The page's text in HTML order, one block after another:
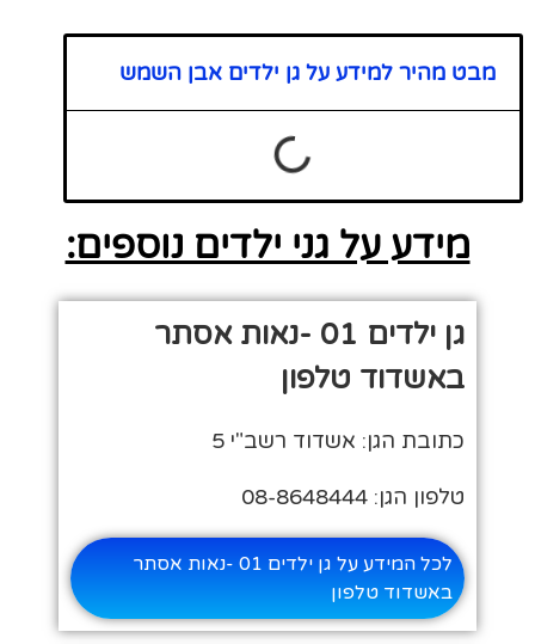
מבט מהיר למידע על גן ילדים אבן השמש
מידע על גני ילדים נוספים:
גן ילדים 01 -נאות אסתר
באשדוד טלפון
כתובת הגן: אשדוד רשב"י 5
טלפון הגן: 08-8648444
לכל המידע על גן ילדים 01 -נאות אסתר
באשדוד טלפון